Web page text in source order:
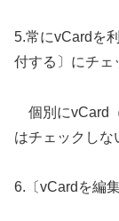
5.常にvCardを
付する〕にチェ
個別にvCard
はチェックしな
6.〔vCardを編